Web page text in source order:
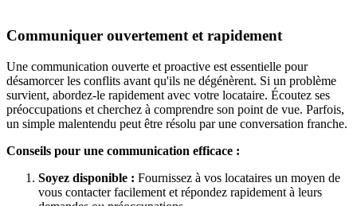
Communiquer ouvertement et rapidement
Une communication ouverte et proactive est essentielle pour
désamorcer les conflits avant qu'ils ne dégénèrent. Si un problème
survient, abordez-le rapidement avec votre locataire. Écoutez ses
préoccupations et cherchez à comprendre son point de vue. Parfois,
un simple malentendu peut être résolu par une conversation franche.
Conseils pour une communication efficace :
Soyez disponible : Fournissez à vos locataires un moyen de
vous contacter facilement et répondez rapidement à leurs